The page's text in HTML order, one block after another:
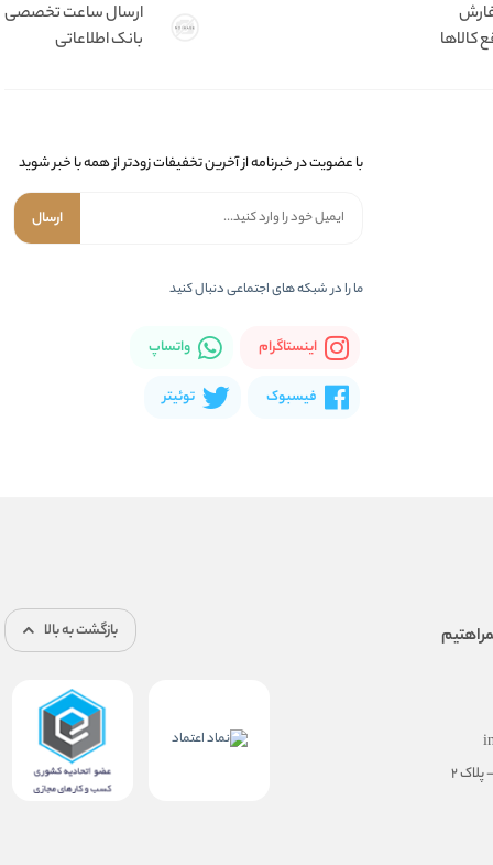
کالاها
ارسال ساعت تخصصی
بانک اطلاعاتی
با عضویت در خبرنامه از آخرین تخفیفات زودتر از همه با خبر شوید
ارسال
ما را در شبکه های اجتماعی دنبال کنید
اینستاگرام واتساپ
فیسبوک توئیتر
۲
بازگشت به بالا